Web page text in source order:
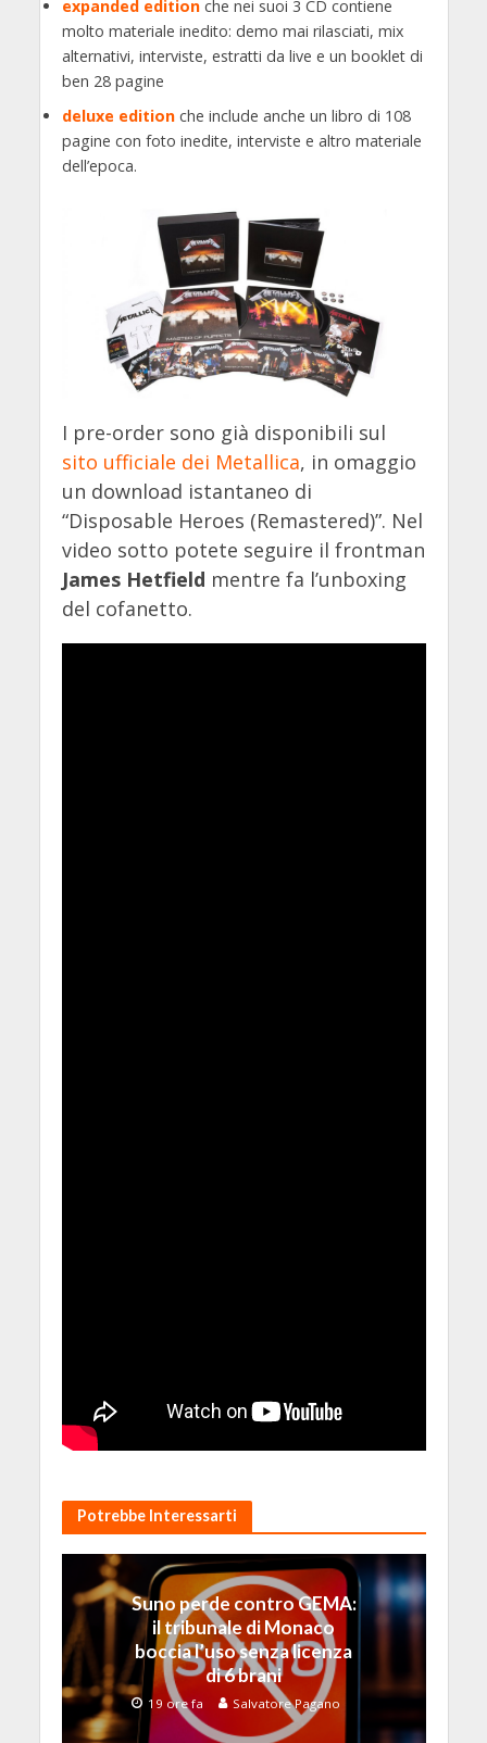
expanded editionche nei suoi 3 CD contiene
molto materiale inedito: demo mai rilasciati, mix
alternativi, interviste, estratti da live e un booklet di
ben 28 pagine
deluxe editionche include anche un libro di 108
pagine con foto inedite, interviste e altro materiale
dell’epoca.
I pre-order sono già disponibili sul
sito ufficiale dei Metallica, in omaggio
un download istantaneo di
“Disposable Heroes (Remastered)”. Nel
video sotto potete seguire il frontman
James Hetfield mentre fa l’unboxing
del cofanetto.
Potrebbe Interessarti
Suno perde contro GEMA:
il tribunale di Monaco
boccia l’uso senza licenza
di 6 brani
19 ore fa Salvatore Pagano